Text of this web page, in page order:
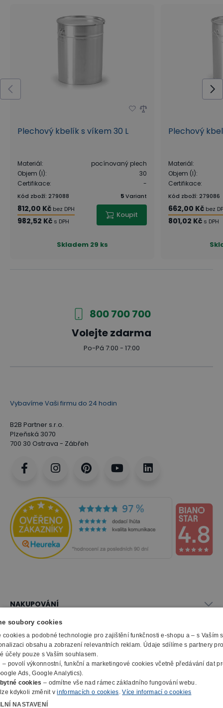
Plechový kbelík s víkem 30 L
Materiál:
pocínovaný plech
Objem (l):
30
Certifikace: -
Kód zboží: 279088 5Variant
812,00 Kč bez DPH
982,52 Kč s DPH
Koupit
Skladem 29 ks
Plechový
Materiál:
Objem (l):
Certifikace:
Kód zboží: 279086
662,00 Kč bez
801,02 Kč s DPH
800 700 700
Volejte zdarma
Po-Pá 7:00 - 17:00
Vybavíme Vaši firmu do 24 hodin
B2B Partner s.r.o.
Plzeňská 3070
700 30 Ostrava - Zábřeh
NAKUPOVÁNÍ
Vše o nákupu
Obchodní podmínky
Doprava a montáž
Možnosti platby
Záruka, servis, reklamace
Ochrana osobních údajů
Informace o cookies
SLUŽBY
Naše katalogy
Reklamační formulář
Výroba kancelářského nábytku
Zpracování elektroodpadu
E-Procurement
O FIRMĚ
O nás
Kontakty
Členství v organizacích
© 2010 - 2026 B2B Partner s.r.o. - Všechna práva vyhrazena.
soubory cookies
cookies a podobné technologie pro zajištění funkčnosti e-shopu a – s Vaším
obsahu a zobrazení relevantních reklam. Údaje sdílíme s partnery
účely pouze s Vaším souhlasem.
– povolí výkonnostní, funkční a marketingové cookies včetně předávání dat
Ads, Google Analytics).
cookies – odmítne vše nad rámec základního fungování webu.
kdykoli změnit vinformacích o cookies. Více informací o cookies
NASTAVENÍ